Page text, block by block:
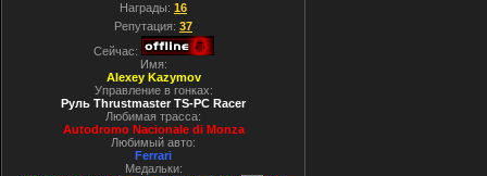
Награды: 16
Репутация: 37
Сейчас:
Имя:
Alexey Kazymov
Управление в гонках:
Руль Thrustmaster TS-PC Racer
Любимая трасса:
Autodromo Nacionale di Monza
Любимый авто:
Ferrari
Медальки: